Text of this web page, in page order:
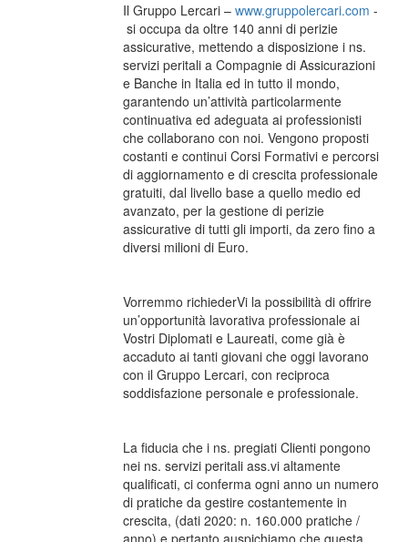
Il Gruppo Lercari – www.gruppolercari.com -
si occupa da oltre 140 anni di perizie
assicurative, mettendo a disposizione i ns.
servizi peritali a Compagnie di Assicurazioni
e Banche in Italia ed in tutto il mondo,
garantendo un’attività particolarmente
continuativa ed adeguata ai professionisti
che collaborano con noi. Vengono proposti
costanti e continui Corsi Formativi e percorsi
di aggiornamento e di crescita professionale
gratuiti, dal livello base a quello medio ed
avanzato, per la gestione di perizie
assicurative di tutti gli importi, da zero fino a
diversi milioni di Euro.
Vorremmo richiederVi la possibilità di offrire
un’opportunità lavorativa professionale ai
Vostri Diplomati e Laureati, come già è
accaduto ai tanti giovani che oggi lavorano
con il Gruppo Lercari, con reciproca
soddisfazione personale e professionale.
La fiducia che i ns. pregiati Clienti pongono
nei ns. servizi peritali ass.vi altamente
qualificati, ci conferma ogni anno un numero
di pratiche da gestire costantemente in
crescita, (dati 2020: n. 160.000 pratiche /